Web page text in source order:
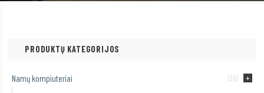
PRODUKTŲ KATEGORIJOS
Namų kompiuteriai (26)